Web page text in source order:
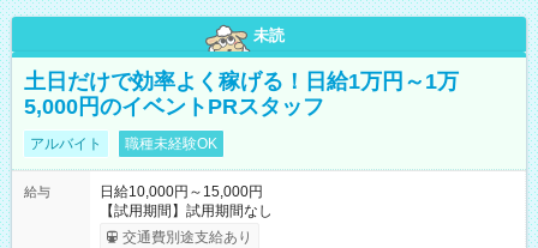
未読
土日だけで効率よく稼げる！日給1万円～1万
5,000円のイベントPRスタッフ
アルバイト 職種未経験OK
給与
日給10,000円～15,000円
【試用期間】試用期間なし
交通費別途支給あり